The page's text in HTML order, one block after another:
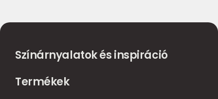
Színárnyalatok és inspiráció
Termékek